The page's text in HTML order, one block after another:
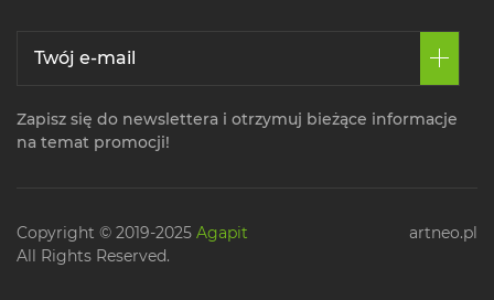
Zapisz się do newslettera i otrzymuj bieżące informacje
na temat promocji!
Copyright © 2019-2025 Agapit
All Rights Reserved.
artneo.pl